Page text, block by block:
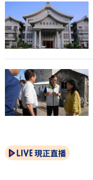
現正直播